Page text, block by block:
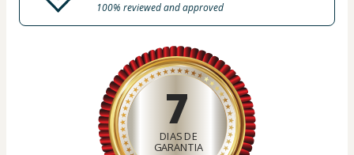
100% reviewed and approved
7
DIAS DE
GARANTIA